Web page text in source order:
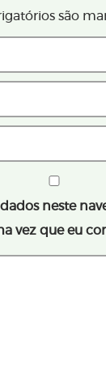
são
neste
vez que eu